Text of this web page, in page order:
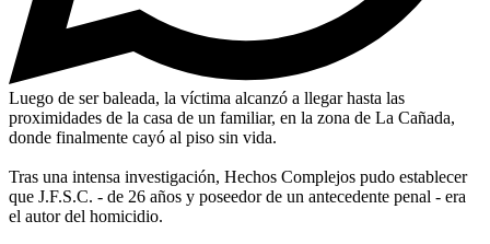
Luego de ser baleada, la víctima alcanzó a llegar hasta las
proximidades de la casa de un familiar, en la zona de La Cañada,
donde finalmente cayó al piso sin vida.
Tras una intensa investigación, Hechos Complejos pudo establecer
que J.F.S.C. - de 26 años y poseedor de un antecedente penal - era
el autor del homicidio.